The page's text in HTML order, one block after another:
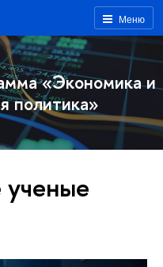
Меню
«Экономика и
политика»